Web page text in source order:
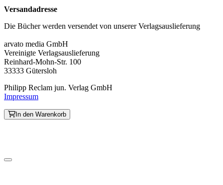
Versandadresse
Die Bücher werden versendet von unserer Verlagsauslieferung
arvato media GmbH
Vereinigte Verlagsauslieferung
Reinhard-Mohn-Str. 100
33333 Gütersloh
Philipp Reclam jun. Verlag GmbH
Impressum
In den Warenkorb